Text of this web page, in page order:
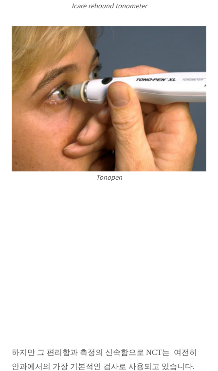
Icare rebound tonometer
Tonopen
하지만 그 편리함과 측정의 신속함으로 NCT는 여전히
안과에서의 가장 기본적인 검사로 사용되고 있습니다.